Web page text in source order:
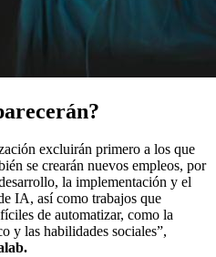
excluirán primero a los que
se crearán nuevos empleos, por
la implementación y el
IA, así como trabajos que
de automatizar, como la
y las habilidades sociales”,